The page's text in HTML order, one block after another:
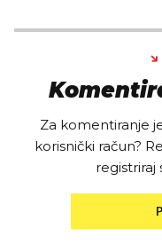
Za komentiranje
korisnički račun?
registriraj